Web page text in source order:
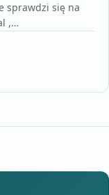
sprawdzi się na
,…